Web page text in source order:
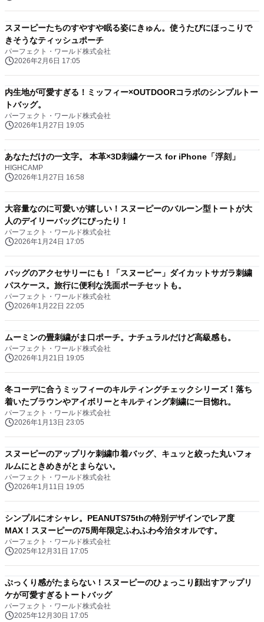
スヌーピーたちのすやすや眠る姿にきゅん。使うたびにほっこりで
きそうなティッシュポーチ
パーフェクト・ワールド株式会社
2026年2月6日 17:05
内生地が可愛すぎる！ミッフィー×OUTDOORコラボのシンプルトー
トバッグ。
パーフェクト・ワールド株式会社
2026年1月27日 19:05
あなただけの一文字。 本革×3D刺繍ケース for iPhone「浮刻」
HIGHCAMP
2026年1月27日 16:58
大容量なのに可愛いが嬉しい！スヌーピーのバルーン型トートが大
人のデイリーバッグにぴったり！
パーフェクト・ワールド株式会社
2026年1月24日 17:05
バッグのアクセサリーにも！「スヌーピー」ダイカットサガラ刺繍
パスケース。旅行に便利な洗面ポーチセットも。
パーフェクト・ワールド株式会社
2026年1月22日 22:05
ムーミンの畳刺繍がま口ポーチ。ナチュラルだけど高級感も。
パーフェクト・ワールド株式会社
2026年1月21日 19:05
冬コーデに合うミッフィーのキルティングチェックシリーズ！落ち
着いたブラウンやアイボリーとキルティング刺繍に一目惚れ。
パーフェクト・ワールド株式会社
2026年1月13日 23:05
スヌーピーのアップリケ刺繍巾着バッグ、キュッと絞った丸いフォ
ルムにときめきがとまらない。
パーフェクト・ワールド株式会社
2026年1月11日 19:05
シンプルにオシャレ。PEANUTS75thの特別デザインでレア度
MAX！スヌーピーの75周年限定ふわふわ今治タオルです。
パーフェクト・ワールド株式会社
2025年12月31日 17:05
ぷっくり感がたまらない！スヌーピーのひょっこり顔出すアップリ
ケが可愛すぎるトートバッグ
パーフェクト・ワールド株式会社
2025年12月30日 17:05